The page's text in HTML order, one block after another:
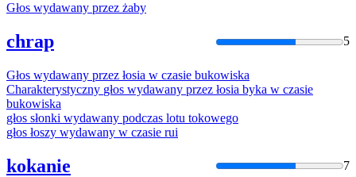
Głos wydawany przez żaby
chrap 5
Głos wydawany przez łosia w czasie bukowiska
Charakterystyczny głos wydawany przez łosia byka w czasie
bukowiska
głos słonki wydawany podczas lotu tokowego
głos łoszy wydawany w czasie rui
kokanie 7